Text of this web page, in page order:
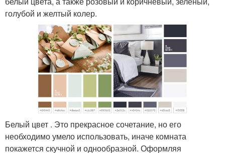
голубой и желтый колер.
Белый цвет . Это прекрасное сочетание, но его
необходимо умело использовать, иначе комната
покажется скучной и однообразной. Оформляя